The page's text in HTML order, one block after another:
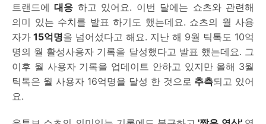
트랜드에대응 하고 있어요. 이번 달에는 쇼츠와 관련해
의미 있는 수치를 발표 하기도 했는데요. 쇼츠의 월 사용
자가 15억명을 넘어섰다고 해요. 지난 해 9월 틱톡도 10억
명의 월 활성사용자 기록을 달성했다고 발표 했는데요. 그
이후 월 사용자 기록을 업데이트 안하고 있지만 올해 3월
틱톡은 월 사용자 16억명을 달성 한 것으로 추측되고 있어
요.